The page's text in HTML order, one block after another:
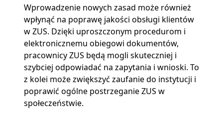
Wprowadzenie nowych zasad może również
wpłynąć na poprawę jakości obsługi klientów
w ZUS. Dzięki uproszczonym procedurom i
elektronicznemu obiegowi dokumentów,
pracownicy ZUS będą mogli skuteczniej i
szybciej odpowiadać na zapytania i wnioski. To
z kolei może zwiększyć zaufanie do instytucji i
poprawić ogólne postrzeganie ZUS w
społeczeństwie.